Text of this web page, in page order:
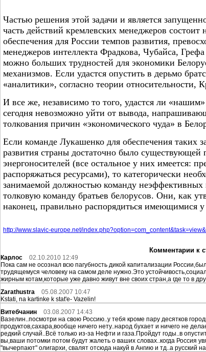
Частью решения этой задачи и является
часть действий кремлевских менеджеров
обеспечения для России темпов развития,
менеджеров интеллекта Фрадкова, Чубайса,
можно больших трудностей для экономики
механизмов. Если удастся опустить в дерьмо
«аналитики», согласно теории относительности,
И все же, независимо то того, удастся ли
сегодня невозможно уйти от вывода,
толкования причин «экономического чуда» в
Если команде Лукашенко для обеспечения таких
развития страны достаточно было
энергоносителей (все остальное у них имеется:
распоряжаться ресурсами), то категорически
занимаемой должностью команду
толковую команду братьев белорусов. Они, как
наконец, правильно распорядиться имеющимися
http://www.slavic-europe.net/
Комментарии к
Карлос
02.10.2010 12:49
Пока сам не осознал всю пагубность дикой капитализации
трудящемуся человеку на самом деле нужно.Это
жирным котам,которые уже давно живут вне своих стран,а где то в
Zarathustra
05.08.2007 10:47
Kstati, na kartinke k stat'e- Vazelin!
Витебчанин
03.08.2007 14:43
Вазелин..посмотри на свою Россию..у тебя кроме пару десятков
продуктов,сахара,вообще ничего нету..народ бухает и ничего не
редкий случай..Всё только из-за Нефти и газа.Пройдут годы..в
вы,ваши потомки потом будут жалеть о ваших словах..когда Россия
"вычерпают" олигархи, свалят отсюда накуй в Ангию и тд..а русский